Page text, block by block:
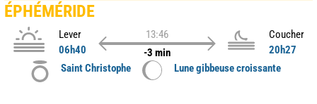
ÉPHÉMÉRIDE
Lever
06h40
13:46
-3 min
Coucher
20h27
Saint Christophe
Lune gibbeuse croissante